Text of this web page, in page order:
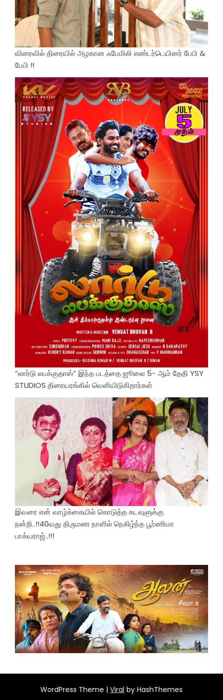
விரைவில் திரையில் அழகான ஃபேமிலி எண்டர்டெயினர் பேபி &
பேபி !!
“லார்டு லபக்குதாஸ்” இந்த படத்தை ஜூலை 5- ஆம் தேதி YSY
STUDIOS திரையரங்கில் வெளியிடுகிறார்கள்
இவரை என் வாழ்க்கையில் கொடுத்த கடவுளுக்கு
நன்றி..!!40வது திருமண நாளில் நெகிழ்ந்த பூர்ணிமா
பாக்யராஜ்..!!!
WordPress Theme | Viral by HashThemes